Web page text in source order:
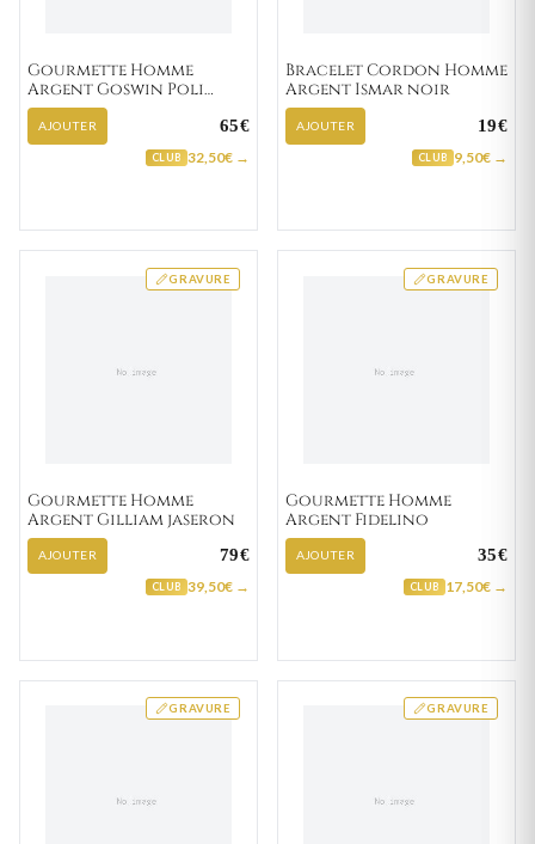
Gourmette Homme
Argent Goswin Poli
cheval
AJOUTER 65€
CLUB 32,50€ →
Bracelet Cordon Homme
Argent Ismar noir
AJOUTER 19€
CLUB 9,50€ →
GRAVURE
Gourmette Homme
Argent Gilliam jaseron
AJOUTER 79€
CLUB 39,50€ →
GRAVURE
Gourmette Homme
Argent Fidelino
AJOUTER 35€
CLUB 17,50€ →
GRAVURE GRAVURE